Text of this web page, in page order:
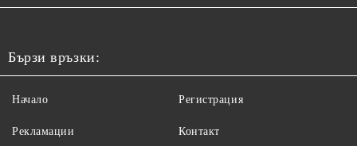
Бързи връзки:
Начало
Рекламации
Регистрация
Контакт